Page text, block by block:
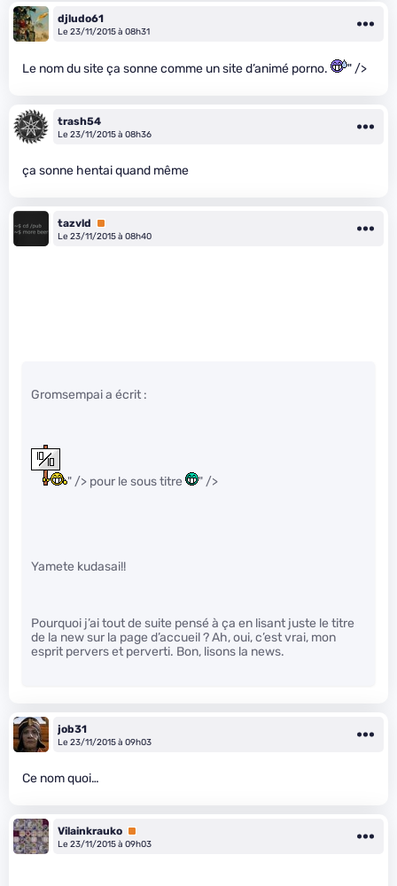
djludo61
Le 23/11/2015 à 08h31
Le nom du site ça sonne comme un site d’animé porno. " />
trash54
Le 23/11/2015 à 08h36
ça sonne hentai quand même
tazvld
Premium
Le 23/11/2015 à 08h40
Gromsempai a écrit :
" /> pour le sous titre " />
Yamete kudasai!!
Pourquoi j’ai tout de suite pensé à ça en lisant juste le titre
de la new sur la page d’accueil ? Ah, oui, c’est vrai, mon
esprit pervers et perverti. Bon, lisons la news.
job31
Le 23/11/2015 à 09h03
Ce nom quoi…
Vilainkrauko Premium
Le 23/11/2015 à 09h03